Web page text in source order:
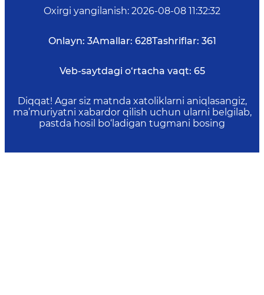
Oxirgi yangilanish: 2026-08-08 11:32:32
Onlayn: 3Amallar: 628Tashriflar: 361
Veb-saytdagi o‘rtacha vaqt: 65
Diqqat! Agar siz matnda xatoliklarni aniqlasangiz,
ma’muriyatni xabardor qilish uchun ularni belgilab,
pastda hosil bo‘ladigan tugmani bosing